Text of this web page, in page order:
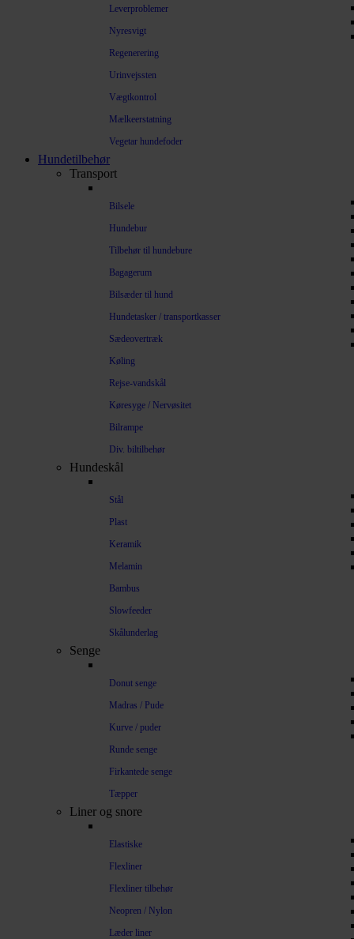
Leverproblemer
Nyresvigt
Regenerering
Urinvejssten
Vægtkontrol
Mælkeerstatning
Vegetar hundefoder
Hundetilbehør
Transport
Bilsele
Hundebur
Tilbehør til hundebure
Bagagerum
Bilsæder til hund
Hundetasker / transportkasser
Sædeovertræk
Køling
Rejse-vandskål
Køresyge / Nervøsitet
Bilrampe
Div. biltilbehør
Hundeskål
Stål
Plast
Keramik
Melamin
Bambus
Slowfeeder
Skålunderlag
Senge
Donut senge
Madras / Pude
Kurve / puder
Runde senge
Firkantede senge
Tæpper
Liner og snore
Elastiske
Flexliner
Flexliner tilbehør
Neopren / Nylon
Læder liner